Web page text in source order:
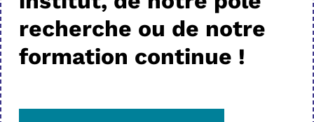
recherche ou de notre
formation continue !